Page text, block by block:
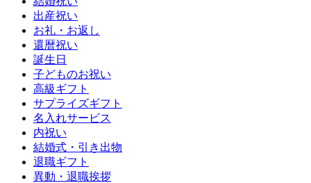
出産祝い
お礼・お返し
還暦祝い
誕生日
子どものお祝い
高級ギフト
サプライズギフト
名入れサービス
内祝い
結婚式・引き出物
退職ギフト
異動・退職挨拶